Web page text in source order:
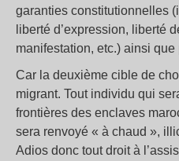
garanties constitutionnelles
liberté d’expression, liberté
manifestation, etc.) ainsi que
Car la deuxième cible de
migrant. Tout individu qui
frontières des enclaves
sera renvoyé « à chaud »,
Adios donc tout droit à